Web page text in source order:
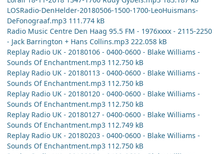
LOSRadio-DenHelder-20180506-1500-1700-LeoHuismans-
DeFonograaf.mp3 111.774 kB
Radio Music Centre Den Haag 95.5 FM - 1976xxxx - 2115-2250
- Jack Barrington + Hans Collins.mp3 222.058 kB
Replay Radio UK - 20180106 - 0400-0600 - Blake Williams -
Sounds Of Enchantment.mp3 112.750 kB
Replay Radio UK - 20180113 - 0400-0600 - Blake Williams -
Sounds Of Enchantment.mp3 112.750 kB
Replay Radio UK - 20180120 - 0400-0600 - Blake Williams -
Sounds Of Enchantment.mp3 112.750 kB
Replay Radio UK - 20180127 - 0400-0600 - Blake Williams -
Sounds Of Enchantment.mp3 112.749 kB
Replay Radio UK - 20180203 - 0400-0600 - Blake Williams -
Sounds Of Enchantment.mp3 112.750 kB